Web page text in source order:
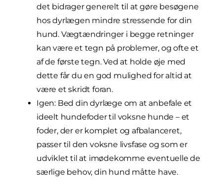
det bidrager generelt til at gøre besøgene
hos dyrlægen mindre stressende for din
hund. Vægtændringer i begge retninger
kan være et tegn på problemer, og ofte et
af de første tegn. Ved at holde øje med
dette får du en god mulighed for altid at
være et skridt foran.
Igen: Bed din dyrlæge om at anbefale et
ideelt hundefoder til voksne hunde – et
foder, der er komplet og afbalanceret,
passer til den voksne livsfase og som er
udviklet til at imødekomme eventuelle de
særlige behov, din hund måtte have.